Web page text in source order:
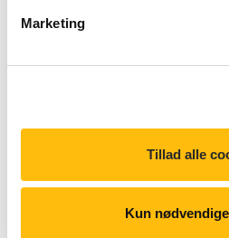
Marketing
Tillad alle
Kun